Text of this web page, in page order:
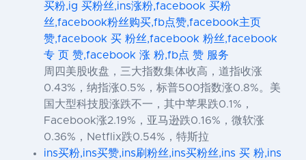
买粉,ig 买粉丝,ins涨粉,facebook 买粉
丝,facebook粉丝购买,fb点赞,facebook主页
赞,facebook 买 粉丝,facebook 粉丝,facebook
专 页 赞,facebook 涨 粉,fb点 赞 服务
周四美股收盘，三大指数集体收高，道指收涨
0.43%，纳指涨0.5%，标普500指数涨0.8%。美
国大型科技股涨跌不一，其中苹果跌0.1%，
Facebook涨2.19%，亚马逊跌0.16%，微软涨
0.36%，Netflix跌0.54%，特斯拉
ins买粉,ins买赞,ins刷粉丝,ins买粉丝,ins 买 粉,ins